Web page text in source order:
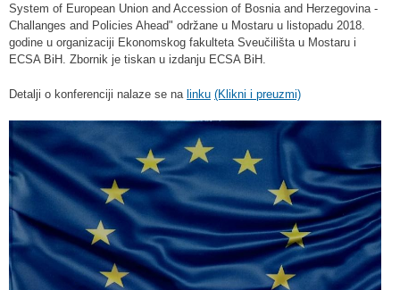
System of European Union and Accession of Bosnia and Herzegovina -
Challanges and Policies Ahead" održane u Mostaru u listopadu 2018.
godine u organizaciji Ekonomskog fakulteta Sveučilišta u Mostaru i
ECSA BiH. Zbornik je tiskan u izdanju ECSA BiH.
Detalji o konferenciji nalaze se na linku (Klikni i preuzmi)